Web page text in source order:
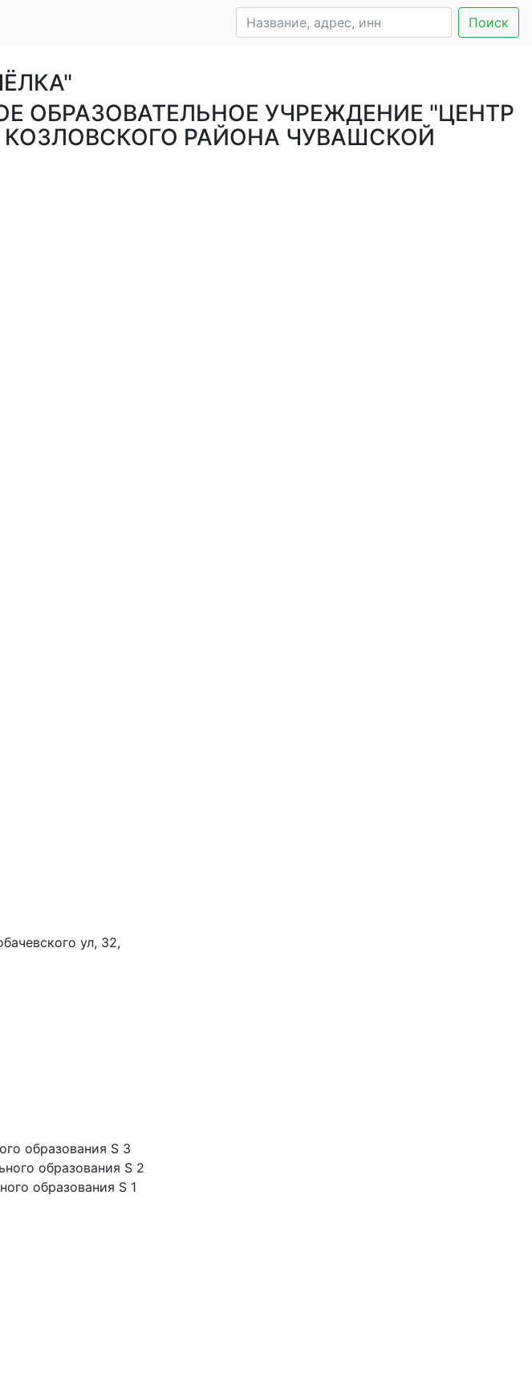
Поиск
УЧРЕЖДЕНИЕ "ЦЕНТР
КОЗЛОВСКОГО РАЙОНА ЧУВАШСКОЙ
ул, 32,
образования S 3
образования S 2
образования S 1